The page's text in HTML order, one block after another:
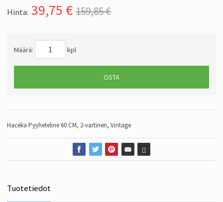
Hinta: 39,75 € 159,85 €
Määrä: kpl
OSTA
Haceka Pyyheteline 60 CM, 2-vartinen, Vintage
Tuotetiedot